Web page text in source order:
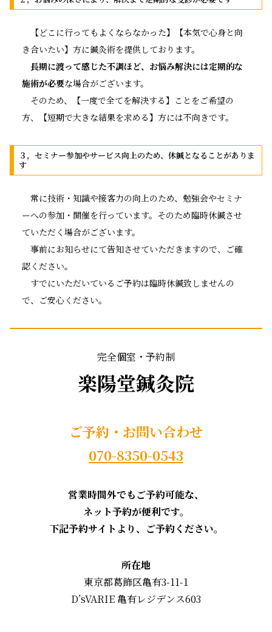
【どこに行ってもよくならなかった】【本気で心身と向
き合いたい】方に鍼灸術を提供しております。
長期に渡って感じた不調ほど、お悩み解決には定期的な
施術が必要な場合がございます。
そのため、【一度で全てを解決する】ことをご希望の
方、【短期で大きな結果を求める】方には不向きです。
３，セミナー参加やサービス向上のため、休鍼となることがありま
す
常に技術・知識や接客力の向上のため、勉強会やセミナ
ーへの参加・開催を行っています。そのため臨時休鍼させ
ていただく場合がございます。
事前にお知らせにて告知させていただきますので、ご確
認ください。
すでにいただいているご予約は臨時休鍼致しませんの
で、ご安心ください。
完全個室・予約制
楽陽堂鍼灸院
ご予約・お問い合わせ
070-8350-0543
営業時間外でもご予約可能な、
ネット予約が便利です。
下記予約サイトより、ご予約ください。
所在地
東京都葛飾区亀有3-11-1
D’sVARIE 亀有レジデンス603